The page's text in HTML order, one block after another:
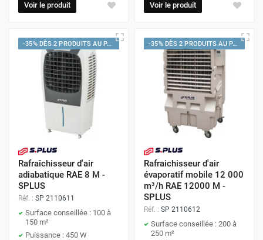
Voir le produit Voir le produit
-35% DÈS 2 PRODUITS AU PANIER
Rafraîchisseur d'air
adiabatique RAE 8 M -
SPLUS
Réf. : SP 2110611
Surface conseillée : 100 à
150 m²
Puissance : 450 W
-35% DÈS 2 PRODUITS AU PANIER
Rafraichisseur d'air
évaporatif mobile 12 000
m³/h RAE 12000 M -
SPLUS
Réf. : SP 2110612
Surface conseillée : 200 à
250 m²